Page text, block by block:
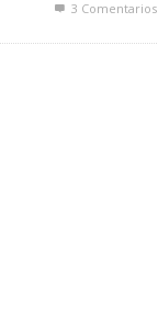
3 Comentarios